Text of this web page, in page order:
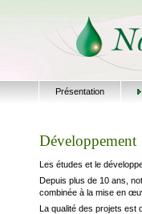
Présentation
Développement
Les études et le
Depuis plus de 10 ans,
combinée à la mise en
La qualité des projets est